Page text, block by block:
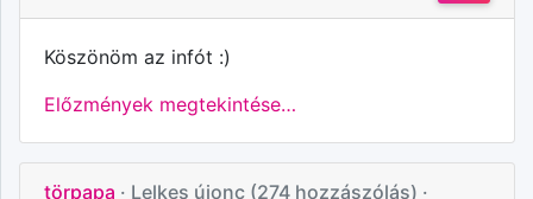
Köszönöm az infót :)
Előzmények megtekintése…
törpapa · Lelkes újonc (274 hozzászólás) ·